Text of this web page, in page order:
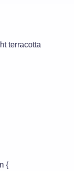
terracotta
{